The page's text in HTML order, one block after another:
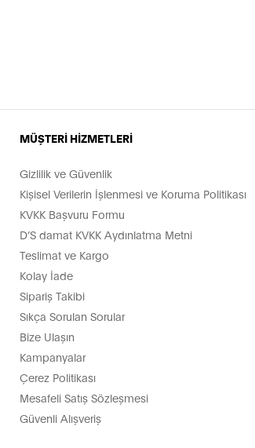
MÜŞTERİ HİZMETLERİ
Gizlilik ve Güvenlik
Kişisel Verilerin İşlenmesi ve Koruma Politikası
KVKK Başvuru Formu
D’S damat KVKK Aydınlatma Metni
Teslimat ve Kargo
Kolay İade
Sipariş Takibi
Sıkça Sorulan Sorular
Bize Ulaşın
Kampanyalar
Çerez Politikası
Mesafeli Satış Sözleşmesi
Güvenli Alışveriş